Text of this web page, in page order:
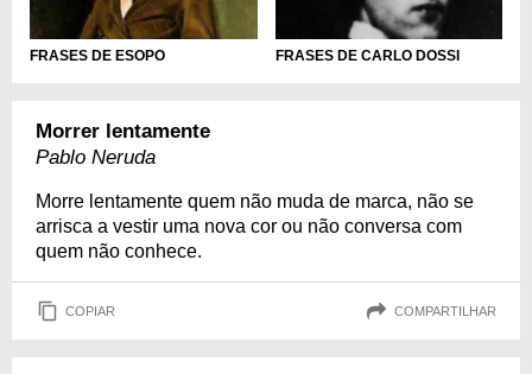
FRASES DE ESOPO FRASES DE CARLO DOSSI
Morrer lentamente
Pablo Neruda
Morre lentamente quem não muda de marca, não se
arrisca a vestir uma nova cor ou não conversa com
quem não conhece.
COPIAR COMPARTILHAR